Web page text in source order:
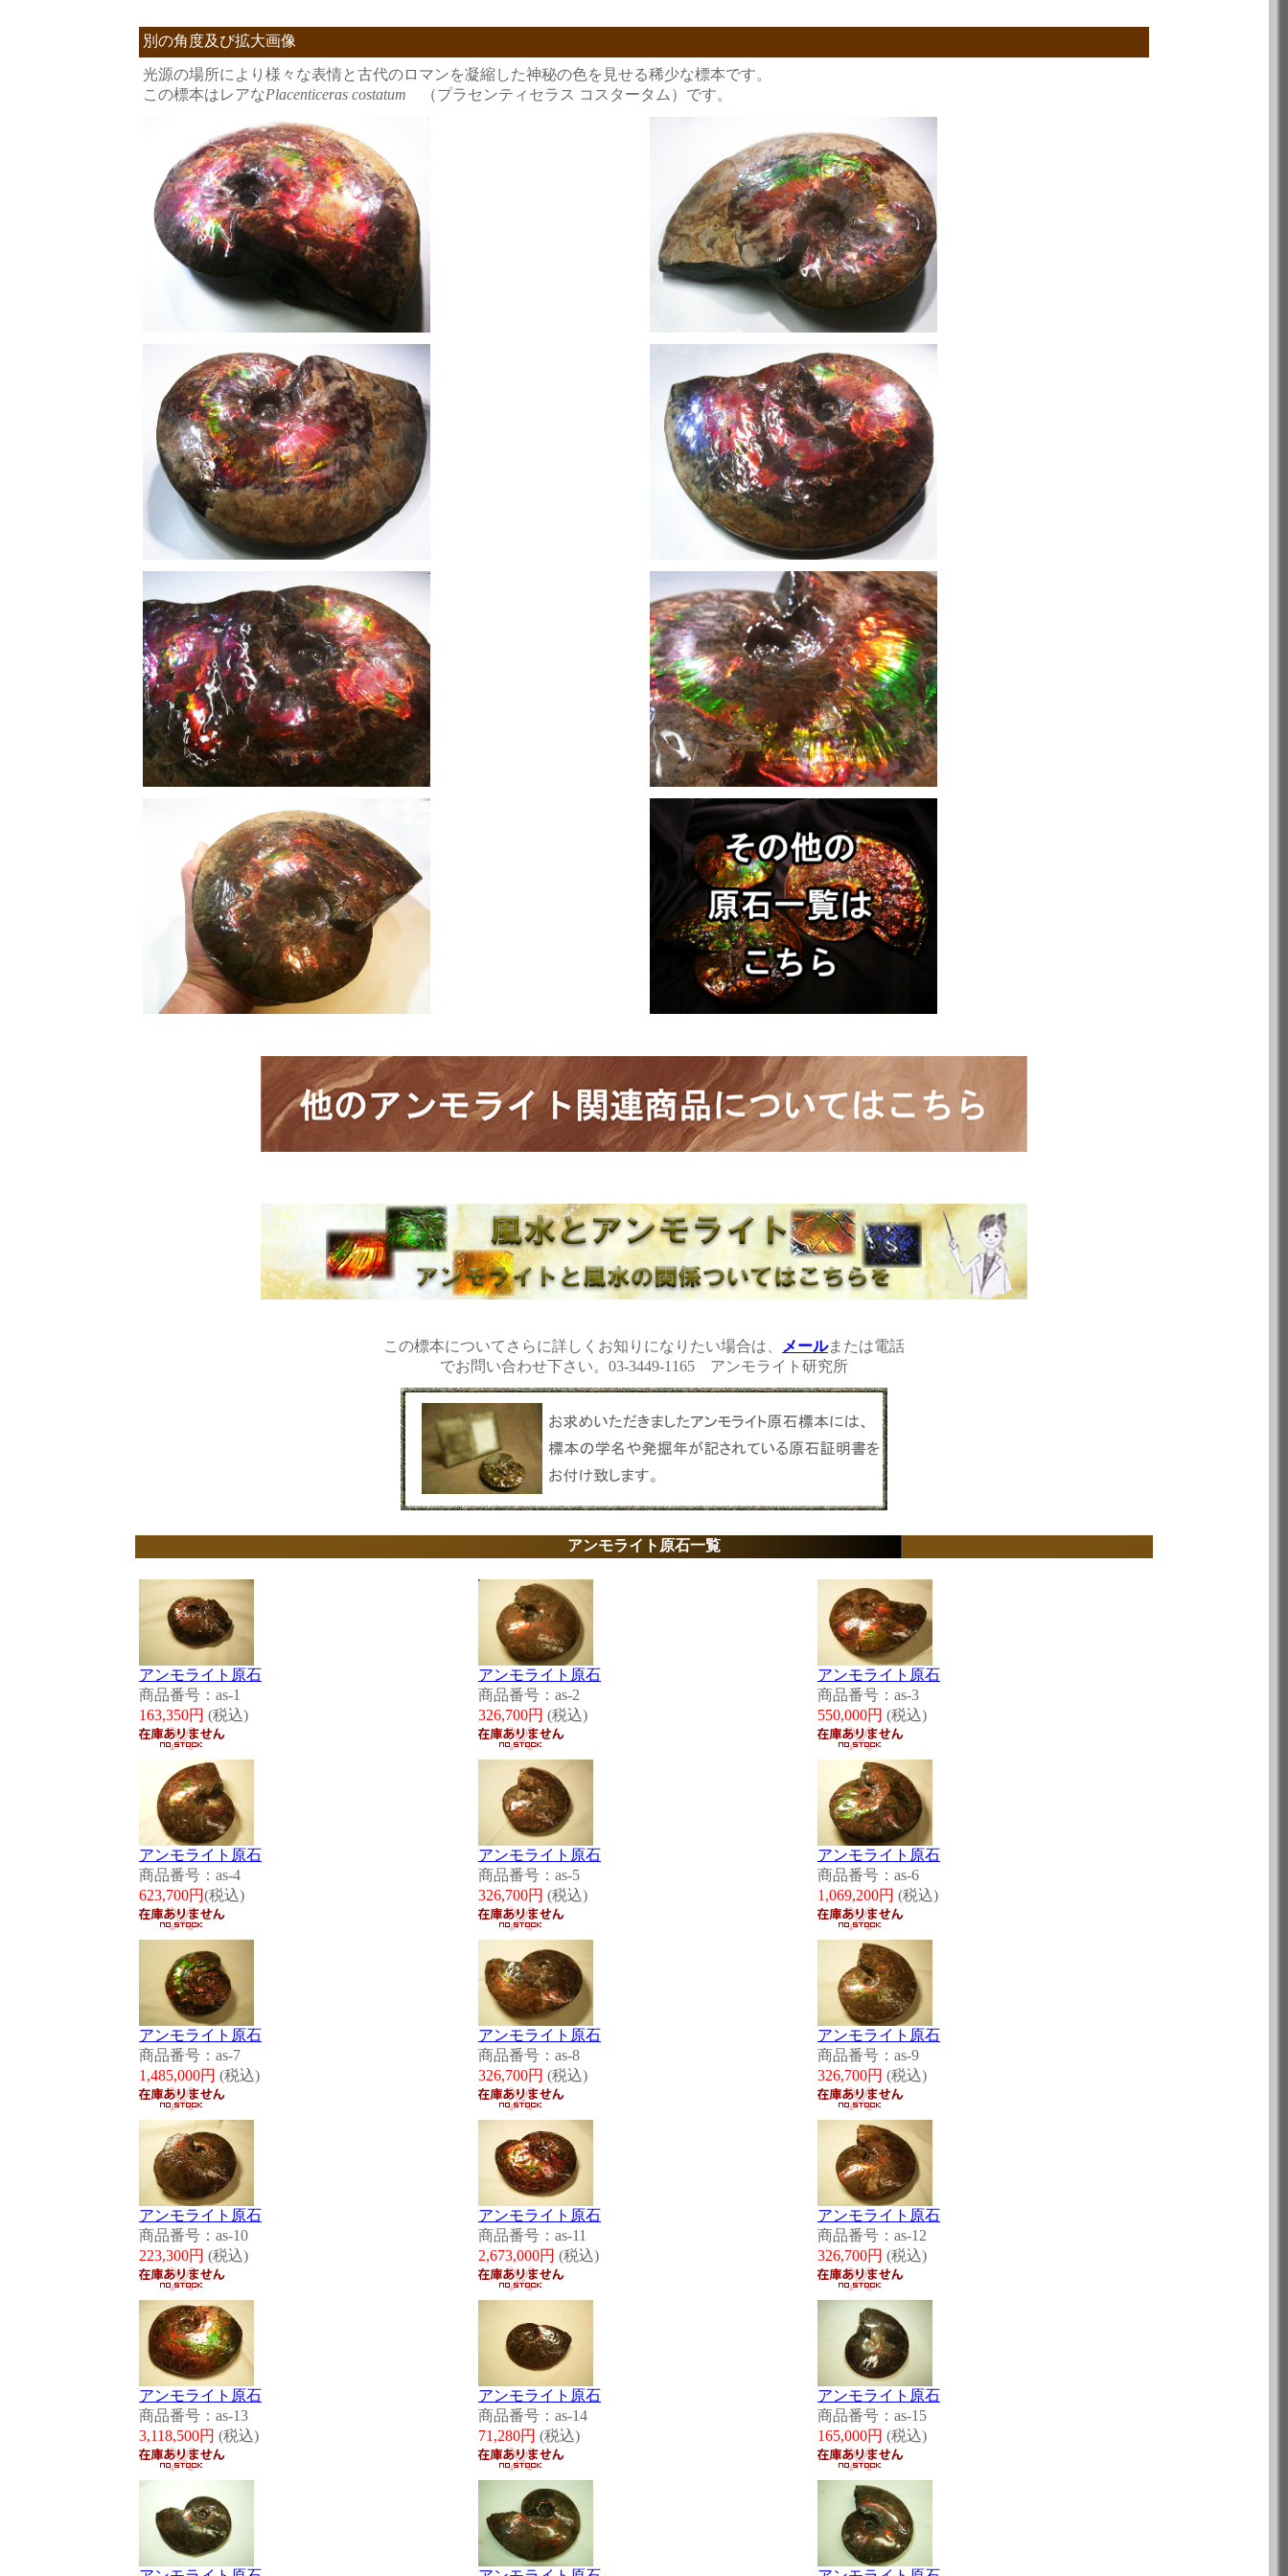
別の角度及び拡大画像
光源の場所により様々な表情と古代のロマンを凝縮した神秘の色を見せる稀少な標本です。
この標本はレアなPlacenticeras costatum （プラセンティセラス コスタータム）です。
この標本についてさらに詳しくお知りになりたい場合は、 メールまたは電話
でお問い合わせ下さい。03-3449-1165 アンモライト研究所
アンモライト原石一覧
アンモライト原石
商品番号：as-1
163,350円 (税込)
アンモライト原石
商品番号：as-2
326,700円 (税込)
アンモライト原石
商品番号：as-3
550,000円 (税込)
アンモライト原石
商品番号：as-4
623,700円(税込)
アンモライト原石
商品番号：as-5
326,700円 (税込)
アンモライト原石
商品番号：as-6
1,069,200円 (税込)
アンモライト原石
商品番号：as-7
1,485,000円 (税込)
アンモライト原石
商品番号：as-8
326,700円 (税込)
アンモライト原石
商品番号：as-9
326,700円 (税込)
アンモライト原石
商品番号：as-10
223,300円 (税込)
アンモライト原石
商品番号：as-11
2,673,000円 (税込)
アンモライト原石
商品番号：as-12
326,700円 (税込)
アンモライト原石
商品番号：as-13
3,118,500円 (税込)
アンモライト原石
商品番号：as-14
71,280円 (税込)
アンモライト原石
商品番号：as-15
165,000円 (税込)